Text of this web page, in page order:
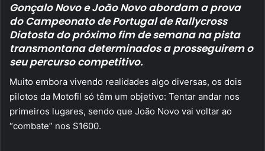
Gonçalo Novo e João Novo abordam a prova
do Campeonato de Portugal de Rallycross
Diatosta do próximo fim de semana na pista
transmontana determinados a prosseguirem o
seu percurso competitivo.
Muito embora vivendo realidades algo diversas, os dois
pilotos da Motofil só têm um objetivo: Tentar andar nos
primeiros lugares, sendo que João Novo vai voltar ao
“combate” nos S1600.